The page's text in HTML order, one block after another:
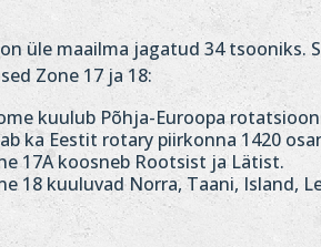
üle maailma jagatud 34 tsooniks.
Zone 17 ja 18:
kuulub Põhja-Euroopa
ka Eestit rotary piirkonna 1420
17A koosneb Rootsist ja Lätist.
18 kuuluvad Norra, Taani, Island,